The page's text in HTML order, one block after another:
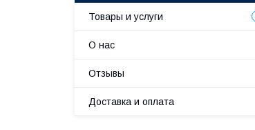
Товары и услуги
О нас
Отзывы
Доставка и оплата